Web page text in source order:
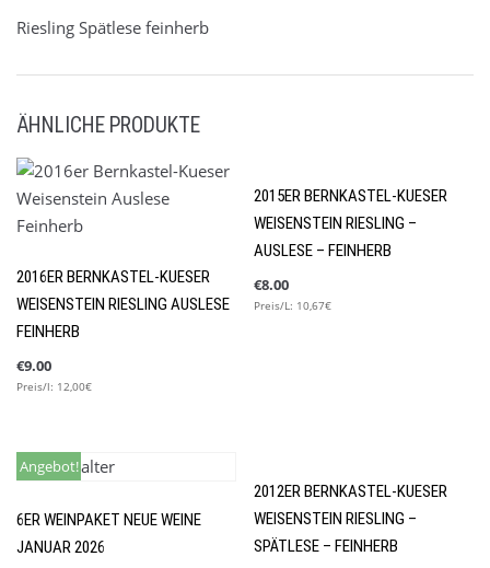
Riesling Spätlese feinherb
ÄHNLICHE PRODUKTE
2016ER BERNKASTEL-KUESER
WEISENSTEIN RIESLING AUSLESE
FEINHERB
€9.00
Preis/l: 12,00€
2015ER BERNKASTEL-KUESER
WEISENSTEIN RIESLING –
AUSLESE – FEINHERB
€8.00
Preis/L: 10,67€
Angebot!
6ER WEINPAKET NEUE WEINE
JANUAR 2026
2012ER BERNKASTEL-KUESER
WEISENSTEIN RIESLING –
SPÄTLESE – FEINHERB